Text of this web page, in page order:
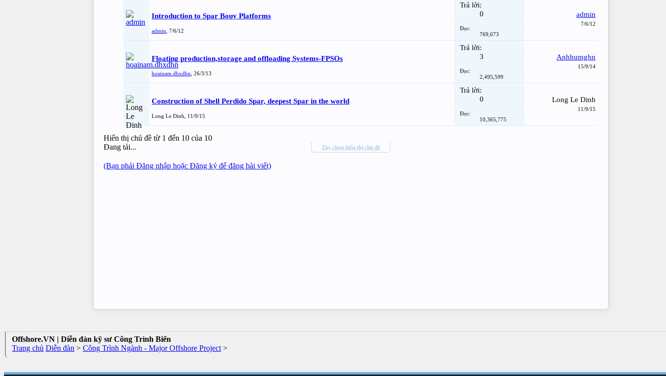
Introduction to Spar Bouy Platforms
admin 7/6/12
Trả lời:
0
Đọc:
769,673
admin
7/6/12
Floating production,storage and offloading Systems-FPSOs
hoainam.dhxdhn 26/3/13
Trả lời:
3
Đọc:
2,495,599
Anhhumghn
15/9/14
Construction of Shell Perdido Spar, deepest Spar in the world
Long Le Dinh 11/9/15
Trả lời:
0
Đọc:
10,365,775
Long Le Dinh
11/9/15
Hiển thị chủ đề từ 1 đến 10 của 10
Tùy chọn hiển thị chủ đề
Đang tải...
(Bạn phải Đăng nhập hoặc Đăng ký để đăng bài viết)
Offshore.VN | Diễn đàn kỹ sư Công Trình Biển
Trang chủ Diễn đàn > Công Trình Ngành - Major Offshore Project >